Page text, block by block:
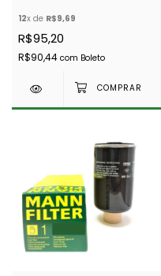
MWM - AEU2147
12x de R$9,69
R$95,20
R$90,44 com Boleto